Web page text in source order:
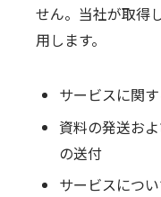
せん。当社が取得
用します。
サービスに関
資料の発送お
の送付
サービスにつ